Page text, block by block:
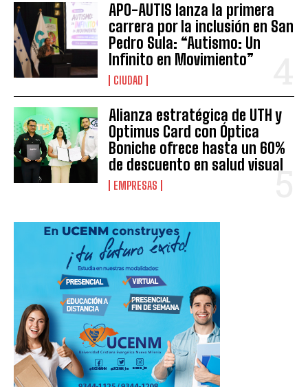
APO-AUTIS lanza la primera
carrera por la inclusión en San
Pedro Sula: “Autismo: Un
Infinito en Movimiento”
CIUDAD
Alianza estratégica de UTH y
Optimus Card con Óptica
Boniche ofrece hasta un 60%
de descuento en salud visual
EMPRESAS